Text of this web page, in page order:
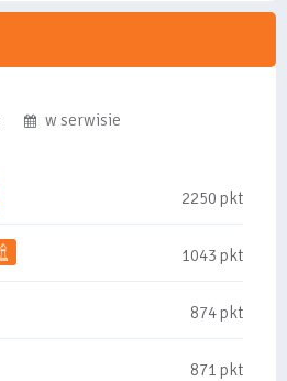
w serwisie
2250 pkt
1043 pkt
874 pkt
871 pkt